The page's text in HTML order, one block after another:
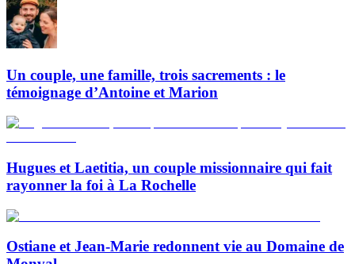
Un couple, une famille, trois sacrements : le
témoignage d’Antoine et Marion
Hugues et Laetitia, un couple missionnaire qui fait
rayonner la foi à La Rochelle
Ostiane et Jean-Marie redonnent vie au Domaine de